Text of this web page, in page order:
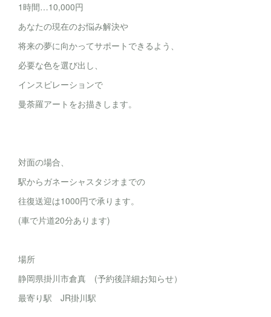
1時間…10,000円
あなたの現在のお悩み解決や
将来の夢に向かってサポートできるよう、
必要な色を選び出し、
インスピレーションで
曼荼羅アートをお描きします。
対面の場合、
駅からガネーシャスタジオまでの
往復送迎は1000円で承ります。
(車で片道20分あります)
場所
静岡県掛川市倉真 (予約後詳細お知らせ）
最寄り駅 JR掛川駅